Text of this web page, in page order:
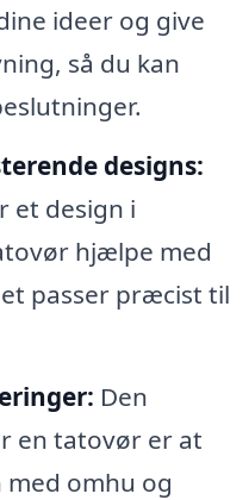
ideer og give
så du kan
designs:
et design i
hjælpe med
passer præcist til
Den
en tatovør er at
omhu og